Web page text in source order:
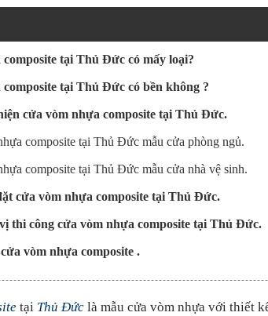
tại Thủ Đức có mấy loại?
tại Thủ Đức có bền không ?
cửa vòm nhựa composite tại Thủ Đức.
composite tại Thủ Đức mẫu cửa phòng ngủ.
composite tại Thủ Đức mẫu cửa nhà vệ sinh.
cửa vòm nhựa composite tại Thủ Đức.
thi công cửa vòm nhựa composite tại Thủ Đức.
vòm nhựa composite .
tại Thủ Đứclà mẫu cửa vòm nhựa với thiết